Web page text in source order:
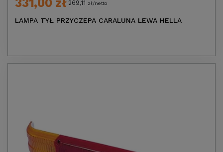
269,11 zł/netto
LAMPA TYŁ PRZYCZEPA CARALUNA LEWA HELLA